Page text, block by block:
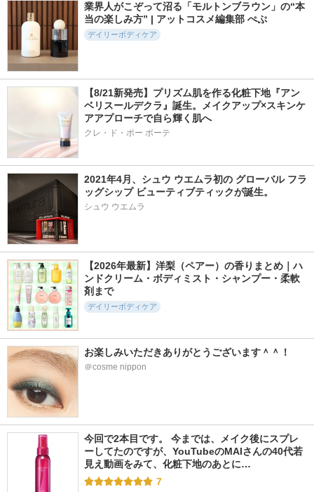
業界人がこぞって沼る「モルトンブラウン」の“本
当の楽しみ方” | アットコスメ編集部 ぺぷ
デイリーボディケア
【8/21新発売】プリズム肌を作る化粧下地『アン
ベリスールデクラ』誕生。メイクアップ×スキンケ
アアプローチで自ら輝く肌へ
クレ・ド・ポー ボーテ
2021年4月、シュウ ウエムラ初の グローバル フラ
ッグシップ ビューティブティックが誕生。
シュウ ウエムラ
【2026年最新】洋梨（ペアー）の香りまとめ｜ハ
ンドクリーム・ボディミスト・シャンプー・柔軟
剤まで
デイリーボディケア
お楽しみいただきありがとうございます＾＾！
＠cosme nippon
今回で2本目です。 今までは、メイク後にスプレ
ーしてたのですが、YouTubeのMAIさんの40代若
見え動画をみて、化粧下地のあとに…
7